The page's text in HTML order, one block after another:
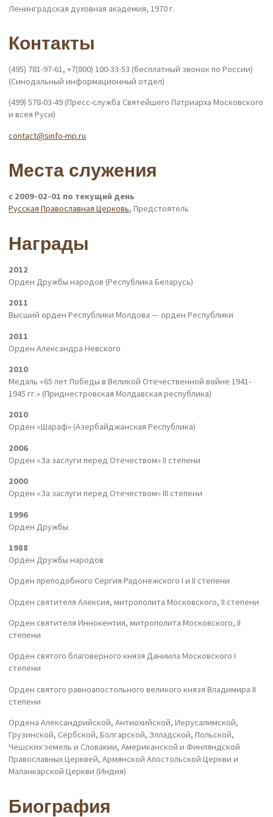
Ленинградская духовная академия, 1970 г.
Контакты
(495) 781-97-61, +7(800) 100-33-53 (бесплатный звонок по России)
(Синодальный информационный отдел)
(499) 578-03-49 (Пресс-служба Святейшего Патриарха Московского
и всея Руси)
contact@sinfo-mp.ru
Места служения
с 2009-02-01 по текущий день
Русская Православная Церковь, Предстоятель
Награды
2012
Орден Дружбы народов (Республика Беларусь)
2011
Высший орден Республики Молдова — орден Республики
2011
Орден Александра Невского
2010
Медаль «65 лет Победы в Великой Отечественной войне 1941-
1945 гг.» (Приднестровская Молдавская республика)
2010
Орден «Шараф» (Азербайджанская Республика)
2006
Орден «За заслуги перед Отечеством» II степени
2000
Орден «За заслуги перед Отечеством» III степени
1996
Орден Дружбы
1988
Орден Дружбы народов
Орден преподобного Сергия Радонежского I и II степени
Орден святителя Алексия, митрополита Московского, II степени
Орден святителя Иннокентия, митрополита Московского, II
степени
Орден святого благоверного князя Даниила Московского I
степени
Орден святого равноапостольного великого князя Владимира II
степени
Ордена Александрийской, Антиохийской, Иерусалимской,
Грузинской, Сербской, Болгарской, Элладской, Польской,
Чешских земель и Словакии, Американской и Финляндской
Православных Церквей, Армянской Апостольской Церкви и
Маланкарской Церкви (Индия)
Биография